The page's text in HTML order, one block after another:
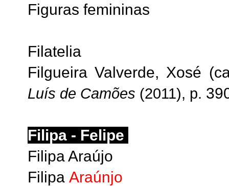
Figuras femininas
Filatelia
Filgueira Valverde, Xosé
Luís de Camões (2011), p.
Filipa - Felipe
Filipa Araújo
Filipa Araúnjo